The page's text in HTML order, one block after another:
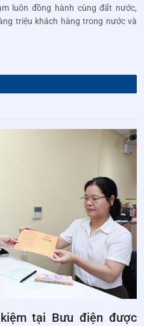
luôn đồng hành cùng đất nước,
triệu khách hàng trong nước và
tại Bưu điện được